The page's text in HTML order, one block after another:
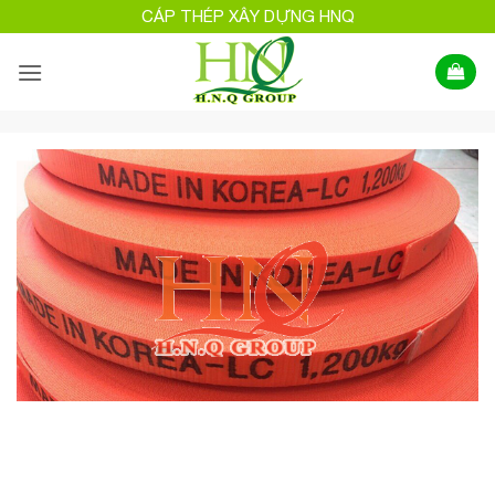
qua
nội
CÁP THÉP XÂY DỰNG HNQ